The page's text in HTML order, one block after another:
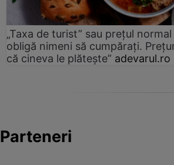
„Taxa de turist” sau prețul
obligă nimeni să cumpărați.
că cineva le plătește” adevarul.ro
Parteneri